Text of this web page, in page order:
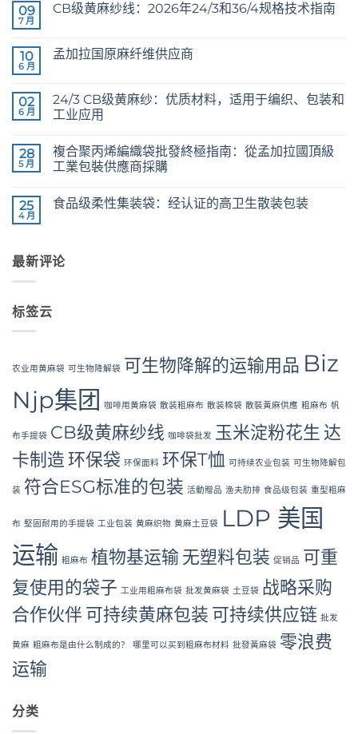
09
7 月
CB级黄麻纱线：2026年24/3和36/4规格技术指南
Jute
Yarn:
Guide
to
24/3
Configurations
论
10
6 月
孟加拉国原麻纤维供应商
Fibre
Supplier
Bangladesh
02
6 月
24/3 CB级黄麻纱：优质材料，适用于编织、包装和
工业应用
Grade
Jute
Yarn:
for
Applications
论
28
5 月
複合聚丙烯編織袋批發終極指南：從孟加拉國頂級
工業包裝供應商採購
Guide
Bags
Wholesale:
Premier
Industrial
论
25
4 月
食品级柔性集装袋：经认证的高卫生散装包装
Certified
High-
最新评论
标签云
农业用黄麻袋 可生物降解袋 可生物降解的运输用品 Biz
Njp集团
咖啡用黄麻袋 散装粗麻布 散装棉袋 散裝黃麻供應 粗麻布 帆
布手提袋 CB级黄麻纱线 咖啡袋批发 玉米淀粉花生 达
卡制造 环保袋 环保面料 环保T恤 可持续农业包装 可生物降解包
装 符合ESG标准的包装 活動贈品 渔夫肋排 食品级包装 重型粗麻
布 堅固耐用的手提袋 工业包装 黄麻织物 黄麻土豆袋
LDP 美国
运输 粗麻布 植物基运输 无塑料包装 促销品 可重
复使用的袋子 工业用粗麻布袋 批发黄麻袋 土豆袋 战略采购
合作伙伴 可持续黄麻包装 可持续供应链 批发
黄麻 粗麻布是由什么制成的？ 哪里可以买到粗麻布材料 批發黃麻袋 零浪费
运输
分类